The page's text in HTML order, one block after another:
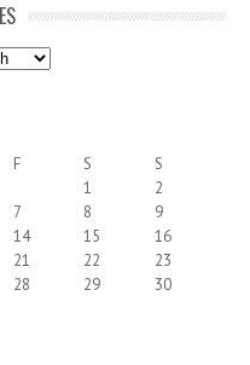
F S
S
1
2
7 8
9
14 15
16
21 22
23
28 29
30